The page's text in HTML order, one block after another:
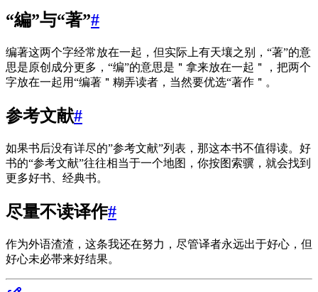
“編”与“著”#
编著这两个字经常放在一起，但实际上有天壤之别，“著”的意
思是原创成分更多，“编”的意思是＂拿来放在一起＂，把两个
字放在一起用“编著＂糊弄读者，当然要优选“著作＂。
参考文献#
如果书后没有详尽的”参考文献”列表，那这本书不值得读。好
书的“参考文献”往往相当于一个地图，你按图索骥，就会找到
更多好书、经典书。
尽量不读译作#
作为外语渣渣，这条我还在努力，尽管译者永远出于好心，但
好心未必帯来好结果。